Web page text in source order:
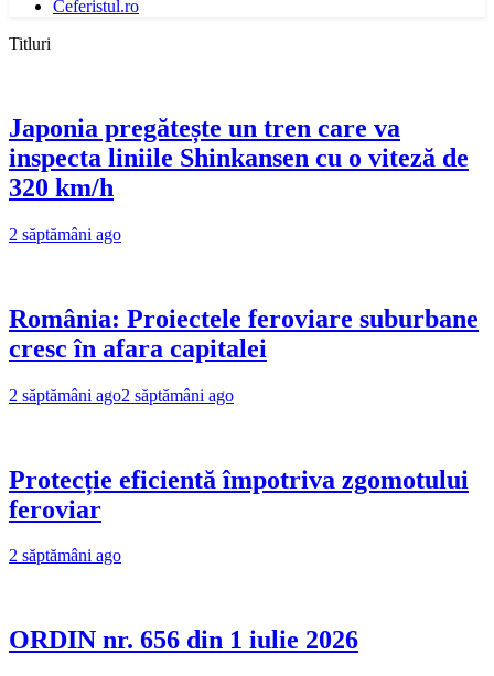
Ceferistul.ro
Titluri
Japonia pregătește un tren care va
inspecta liniile Shinkansen cu o viteză de
320 km/h
2 săptămâni ago
România: Proiectele feroviare suburbane
cresc în afara capitalei
2 săptămâni ago2 săptămâni ago
Protecție eficientă împotriva zgomotului
feroviar
2 săptămâni ago
ORDIN nr. 656 din 1 iulie 2026